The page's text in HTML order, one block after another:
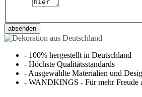
absenden
- 100% hergestellt in Deutschland
- Höchste Qualitätsstandards
- Ausgewählte Materialien und
- WANDKINGS - Für mehr Freude